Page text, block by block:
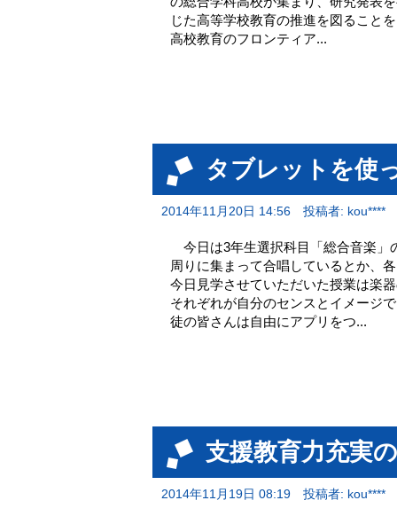
じた高等学校教育の推進を図ること
高校教育のフロンティア...
タブレットを使
2014年11月20日 14:56 投稿者: kou****
今日は3年生選択科目「総合音楽」
周りに集まって合唱しているとか、
今日見学させていただいた授業は楽
それぞれが自分のセンスとイメージ
徒の皆さんは自由にアプリをつ...
支援教育力充実
2014年11月19日 08:19 投稿者: kou****